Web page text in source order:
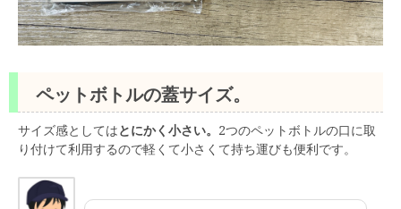
ペットボトルの蓋サイズ。
サイズ感としてはとにかく小さい。 2つのペットボトルの口に取
り付けて利用するので軽くて小さくて持ち運びも便利です。